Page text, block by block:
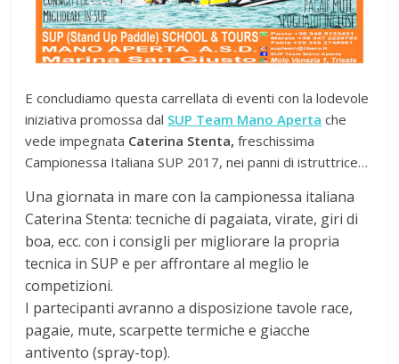
E concludiamo questa carrellata di eventi con la lodevole
iniziativa promossa dal SUP Team Mano Aperta che
vede impegnata Caterina Stenta,freschissima
Campionessa Italiana SUP 2017, nei panni di istruttrice…
Una giornata in mare con la campionessa italiana
Caterina Stenta: tecniche di pagaiata, virate, giri di
boa, ecc. con i consigli per migliorare la propria
tecnica in SUP e per affrontare al meglio le
competizioni.
I partecipanti avranno a disposizione tavole race,
pagaie, mute, scarpette termiche e giacche
antivento (spray-top).